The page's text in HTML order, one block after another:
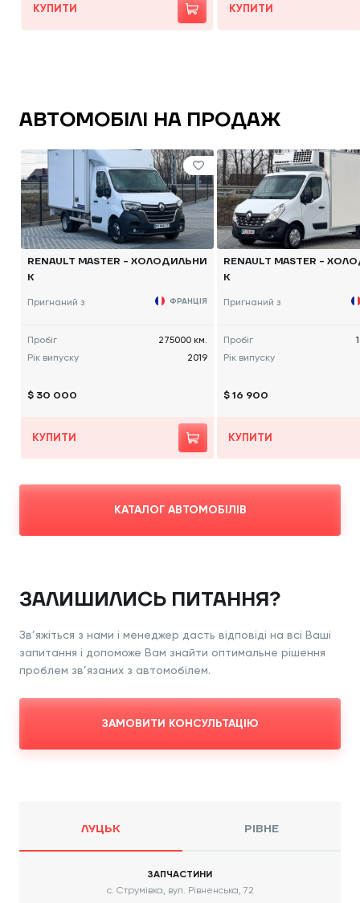
КУПИТИ КУПИТИ
АВТОМОБІЛІ НА ПРОДАЖ
RENAULT MASTER - ХОЛОДИЛЬНИ
К
Пригнаний з ФРАНЦІЯ
Пробіг
275000 км.
Рік випуску
2019
$ 30 000
КУПИТИ
RENAULT MASTER -
К
Пригнаний з
Пробіг
Рік випуску
$ 16 900
КУПИТИ
КАТАЛОГ АВТОМОБІЛІВ
ЗАЛИШИЛИСЬ ПИТАННЯ?
Зв’яжіться з нами і менеджер дасть відповіді на всі Ваші
запитання і допоможе Вам знайти оптимальне рішення
проблем зв’язаних з автомобілем.
ЗАМОВИТИ КОНСУЛЬТАЦІЮ
ЛУЦЬК РІВНЕ
ЗАПЧАСТИНИ
с. Струмівка, вул. Рівненська, 72